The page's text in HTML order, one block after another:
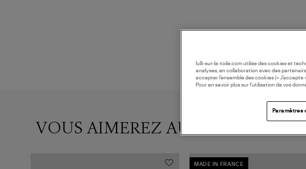
VOUS AIMEREZ AUSSI
MADE IN FRANCE
lulli-sur-la-toile.com utilise des cookies et
analyses, en collaboration avec des
accepter l’ensemble des cookies («
Pour en savoir plus sur l’utilisation de vos
Paramètres